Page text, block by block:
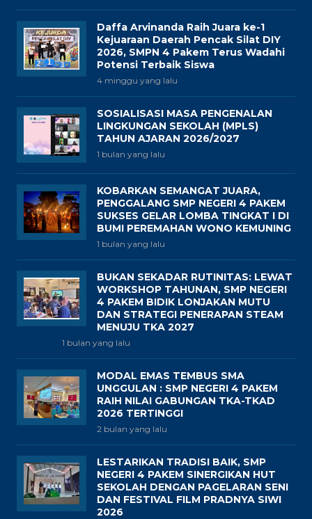
Daffa Arvinanda Raih Juara ke-1
Kejuaraan Daerah Pencak Silat DIY
2026, SMPN 4 Pakem Terus Wadahi
Potensi Terbaik Siswa
4 minggu yang lalu
SOSIALISASI MASA PENGENALAN
LINGKUNGAN SEKOLAH (MPLS)
TAHUN AJARAN 2026/2027
1 bulan yang lalu
KOBARKAN SEMANGAT JUARA,
PENGGALANG SMP NEGERI 4 PAKEM
SUKSES GELAR LOMBA TINGKAT I DI
BUMI PEREMAHAN WONO KEMUNING
1 bulan yang lalu
BUKAN SEKADAR RUTINITAS: LEWAT
WORKSHOP TAHUNAN, SMP NEGERI
4 PAKEM BIDIK LONJAKAN MUTU
DAN STRATEGI PENERAPAN STEAM
MENUJU TKA 2027
1 bulan yang lalu
MODAL EMAS TEMBUS SMA
UNGGULAN : SMP NEGERI 4 PAKEM
RAIH NILAI GABUNGAN TKA-TKAD
2026 TERTINGGI
2 bulan yang lalu
LESTARIKAN TRADISI BAIK, SMP
NEGERI 4 PAKEM SINERGIKAN HUT
SEKOLAH DENGAN PAGELARAN SENI
DAN FESTIVAL FILM PRADNYA SIWI
2026